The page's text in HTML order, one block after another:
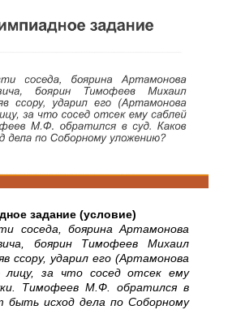
задание (условие)
соседа, боярина Артамонова
боярин Тимофеев Михаил
ссору, ударил его (Артамонова
за что сосед отсек ему
Тимофеев М.Ф. обратился в
быть исход дела по Соборному